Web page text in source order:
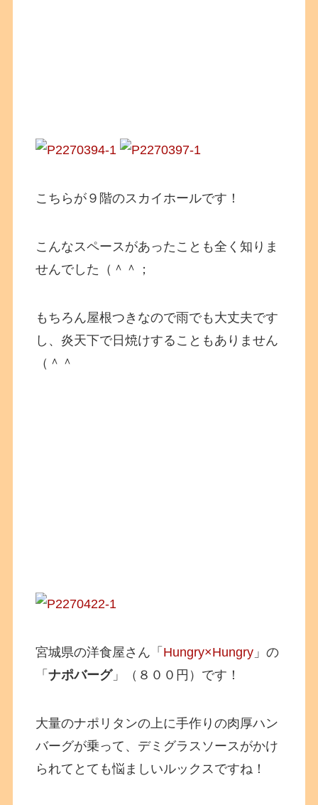
こちらが９階のスカイホールです！
こんなスペースがあったことも全く知りま
せんでした（＾＾；
もちろん屋根つきなので雨でも大丈夫です
し、炎天下で日焼けすることもありません
（＾＾
宮城県の洋食屋さん「 Hungry×Hungry 」の
「ナポバーグ」（８００円）です！
大量のナポリタンの上に手作りの肉厚ハン
バーグが乗って、デミグラスソースがかけ
られてとても悩ましいルックスですね！